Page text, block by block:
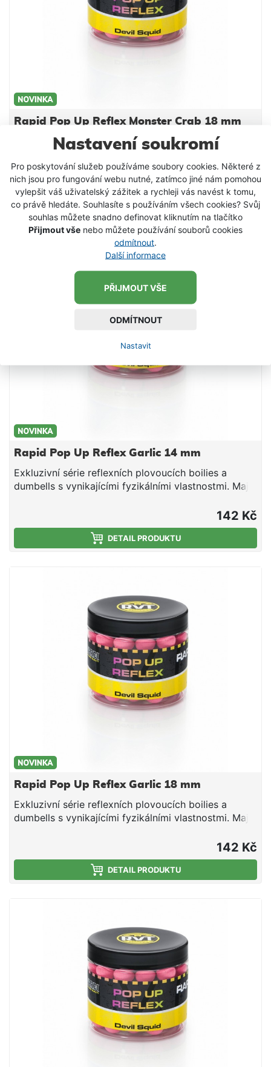
Nastavení soukromí
Pro poskytování služeb používáme soubory cookies. Některé z
nich jsou pro fungování webu nutné, zatímco jiné nám pomohou
vylepšit váš uživatelský zážitek a rychleji vás navést k tomu,
co právě hledáte. Souhlasíte s používáním všech cookies? Svůj
souhlas můžete snadno definovat kliknutím na tlačítko
Přijmout vše nebo můžete používání souborů cookies
odmítnout.
Další informace
PŘIJMOUT VŠE
ODMÍTNOUT
Nastavit
Rapid Pop Up Reflex Monster Crab 18 mm
Exkluzivní série reflexních plovoucích boilies a
optimální tuhost, nedrolí se a lze je snadno
propíchnout nebo rozkrojit. Svojí velkou
vzplývavostí předčí většinu standardních Pop Up na
trhu. Ve vodě vydrží několik dní bez změny barvy
nebo ztráty vzplývavosti. Jsou vyrobeny na výrobní
lince Mivardi v ČR. Esence a chuťové stimulátory
jsou obsaženy přímo ve směsi, což umožňuje
dlouhodobé uvolňování aroma a potravního signálu
do okolí nástrahy (na rozdíl od mnoha jiných Pop Up
na trhu, které jednotlivé značky nakupují v
neutrálních verzích a následně je povrchově
aromatizují a balí do prodejních obalů).
142 Kč
VLOŽIT DO KOŠÍKU
Rapid Pop Up Reflex Garlic 14 mm
Exkluzivní série reflexních plovoucích boilies a
dumbells s vynikajícími fyzikálními vlastnostmi. Mají
vzplývavostí předčí většinu standardních Pop Up na
trhu. Ve vodě vydrží několik dní bez změny barvy
dlouhodobé uvolňování aroma a potravního signálu
do okolí nástrahy (na rozdíl od mnoha jiných Pop Up
na trhu, které jednotlivé značky nakupují v
neutrálních verzích a následně je povrchově
aromatizují a balí do prodejních obalů).
142 Kč
DETAIL PRODUKTU
Rapid Pop Up Reflex Garlic 18 mm
Exkluzivní série reflexních plovoucích boilies a
dumbells s vynikajícími fyzikálními vlastnostmi. Mají
vzplývavostí předčí většinu standardních Pop Up na
trhu. Ve vodě vydrží několik dní bez změny barvy
nebo ztráty vzplývavosti. Jsou vyrobeny na výrobní
do okolí nástrahy (na rozdíl od mnoha jiných Pop Up
na trhu, které jednotlivé značky nakupují v
neutrálních verzích a následně je povrchově
aromatizují a balí do prodejních obalů).
142 Kč
DETAIL PRODUKTU